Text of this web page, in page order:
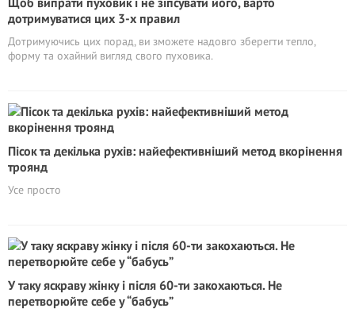
дотримуватися цих 3-х правил
Дотримуючись цих порад, ви зможете надовго зберегти тепло,
форму та охайний вигляд свого пуховика.
Пісок та декілька рухів: найефективніший метод вкорінення
троянд
Усе просто
У таку яскраву жінку і після 60-ти закохаються. Не
перетворюйте себе у “бабусь”